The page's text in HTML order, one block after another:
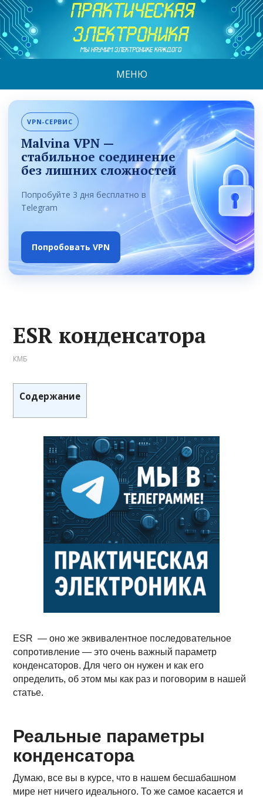
МЕНЮ
VPN-СЕРВИС
Malvina VPN —
стабильное соединение
без лишних сложностей
Попробуйте 3 дня бесплатно в
Telegram
Попробовать VPN
ESR конденсатора
КМБ
Содержание
ESR — оно же эквивалентное последовательное
сопротивление — это очень важный параметр
конденсаторов. Для чего он нужен и как его
определить, об этом мы как раз и поговорим в нашей
статье.
Реальные параметры
конденсатора
Думаю, все вы в курсе, что в нашем бесшабашном
мире нет ничего идеального. То же самое касается и